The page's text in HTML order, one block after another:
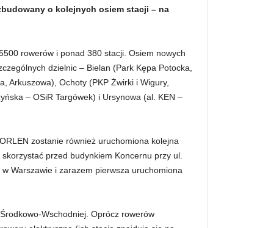
o kolejnych osiem stacji – na
rowerów i ponad 380 stacji. Osiem nowych
dzielnic – Bielan (Park Kępa Potocka,
Arkuszowa), Ochoty (PKP Żwirki i Wigury,
– OSiR Targówek) i Ursynowa (al. KEN –
zostanie również uruchomiona kolejna
przed budynkiem Koncernu przy ul.
Warszawie i zarazem pierwsza uruchomiona
Wschodniej. Oprócz rowerów